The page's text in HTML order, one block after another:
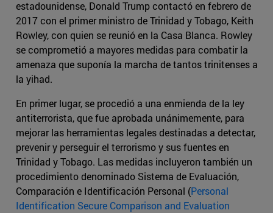
estadounidense, Donald Trump contactó en febrero de
2017 con el primer ministro de Trinidad y Tobago, Keith
Rowley, con quien se reunió en la Casa Blanca. Rowley
se comprometió a mayores medidas para combatir la
amenaza que suponía la marcha de tantos trinitenses a
la yihad.
En primer lugar, se procedió a una enmienda de la ley
antiterrorista, que fue aprobada unánimemente, para
mejorar las herramientas legales destinadas a detectar,
prevenir y perseguir el terrorismo y sus fuentes en
Trinidad y Tobago. Las medidas incluyeron también un
procedimiento denominado Sistema de Evaluación,
Comparación e Identificación Personal (Personal
Identification Secure Comparison and Evaluation